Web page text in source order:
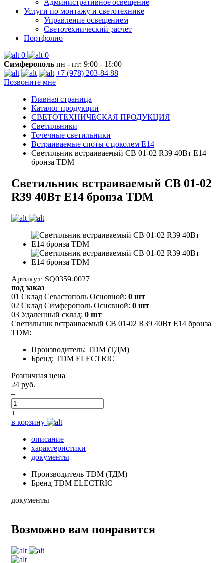
Административное освещение
Услуги по монтажу и светотехнике
Управление освещением
Светотехнический расчет
Портфолио
0
0
Симферополь пн - пт: 9:00 - 18:00
+7 (978) 203-84-88
Позвоните мне
Главная страница
Каталог продукции
СВЕТОТЕХНИЧЕСКАЯ ПРОДУКЦИЯ
Светильники
Точечные светильники
Встраиваемые споты с цоколем E14
Светильник встраиваемый СВ 01-02 R39 40Вт Е14
бронза TDM
Светильник встраиваемый СВ 01-02
R39 40Вт Е14 бронза TDM
Артикул: SQ0359-0027
под заказ
01 Склад Севастополь Основной: 0 шт
02 Склад Симферополь Основной: 0 шт
03 Удаленный склад: 0 шт
Светильник встраиваемый СВ 01-02 R39 40Вт Е14 бронза
TDM:
Производитель: TDM (ТДМ)
Бренд: TDM ELECTRIC
Розничная цена
24 руб.
–
+
в корзину
описание
характеристики
документы
Производитель TDM (ТДМ)
Бренд TDM ELECTRIC
документы
Возможно вам понравится